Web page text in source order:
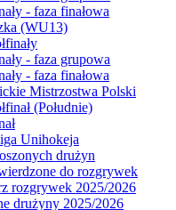
- faza finałowa
(WU13)
- faza grupowa
- faza finałowa
Mistrzostwa Polski
(Południe)
Unihokeja
drużyn
do rozgrywek
rozgrywek 2025/2026
drużyny 2025/2026